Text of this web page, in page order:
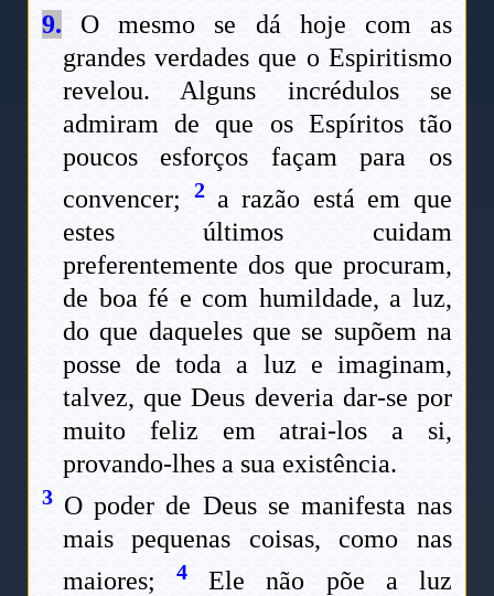
9. O mesmo se dá hoje com as
grandes verdades que o Espiritismo
revelou. Alguns incrédulos se
admiram de que os Espíritos tão
poucos esforços façam para os
convencer;
2a razão está em que
estes últimos cuidam
preferentemente dos que procuram,
de boa fé e com humildade, a luz,
do que daqueles que se supõem na
posse de toda a luz e imaginam,
talvez, que Deus deveria dar-se por
muito feliz em atrai-los a si,
provando-lhes a sua existência.
3 O poder de Deus se manifesta nas
mais pequenas coisas, como nas
maiores;4 Ele não põe a luz